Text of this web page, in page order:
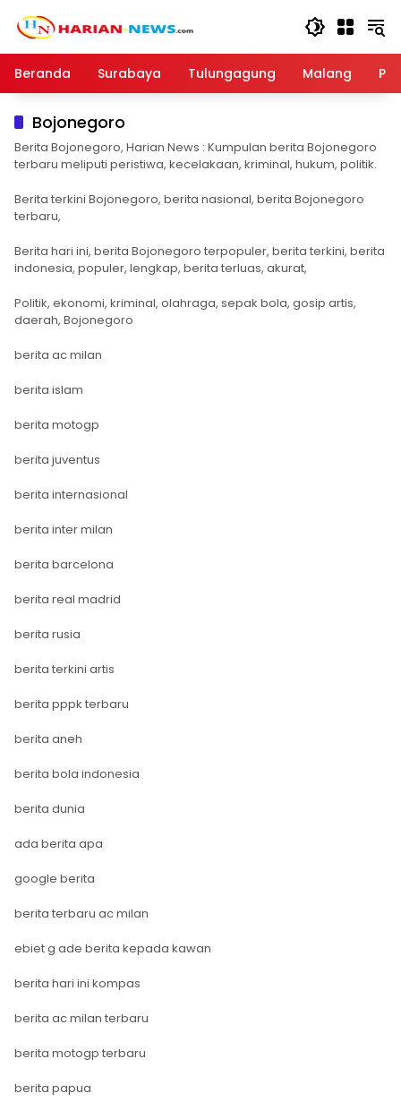
Beranda
Surabaya Tulungagung Malang
Bojonegoro
Berita Bojonegoro, Harian News : Kumpulan berita Bojonegoro
terbaru meliputi peristiwa, kecelakaan, kriminal, hukum, politik.
Berita terkini Bojonegoro, berita nasional, berita Bojonegoro
terbaru,
Berita hari ini, berita Bojonegoro terpopuler, berita terkini, berita
indonesia, populer, lengkap, berita terluas, akurat,
Politik, ekonomi, kriminal, olahraga, sepak bola, gosip artis,
daerah, Bojonegoro
berita ac milan
berita islam
berita motogp
berita juventus
berita internasional
berita inter milan
berita barcelona
berita real madrid
berita rusia
berita terkini artis
berita pppk terbaru
berita aneh
berita bola indonesia
berita dunia
ada berita apa
google berita
berita terbaru ac milan
ebiet g ade berita kepada kawan
berita hari ini kompas
berita ac milan terbaru
berita motogp terbaru
berita papua